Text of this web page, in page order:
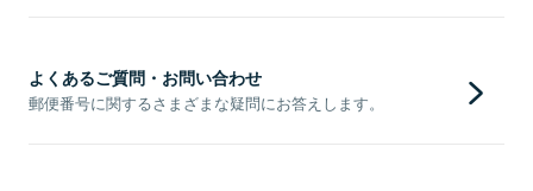
よくあるご質問・お問い合わせ
郵便番号に関するさまざまな疑問にお答えします。